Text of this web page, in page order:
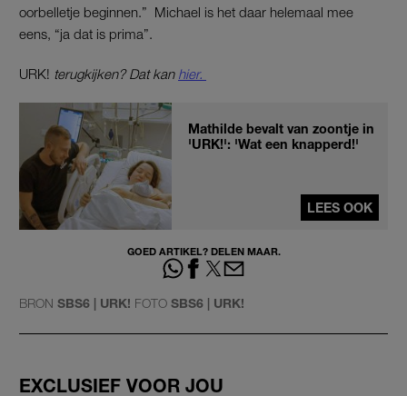
oorbelletje beginnen.” Michael is het daar helemaal mee
eens, “ja dat is prima”.
URK! terugkijken? Dat kan hier.
Mathilde bevalt van zoontje in
'URK!': 'Wat een knapperd!'
LEES OOK
GOED ARTIKEL? DELEN MAAR.
BRON SBS6 | URK! FOTO SBS6 | URK!
EXCLUSIEF VOOR JOU